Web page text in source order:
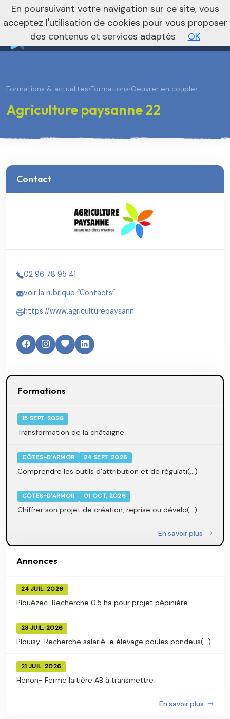
Vers le site national
nivo_2026: 1
Formations & actualités›Formations›Oeuvrer en couple›
Agriculture paysanne 22
Contact
02 96 78 95 41
voir la rubrique “Contacts”
https://www.agriculturepaysann
Formations
15 SEPT. 2026
Transformation de la châtaigne
CÔTES-D'ARMOR 24 SEPT. 2026
Comprendre les outils d’attribution et de régulati(...)
CÔTES-D'ARMOR 01 OCT. 2026
Chiffrer son projet de création, reprise ou dévelo(...)
En savoir plus
Annonces
24 JUIL. 2026
Plouézec-Recherche 0.5 ha pour projet pépinière
23 JUIL. 2026
Plouisy-Recherche salarié-e élevage poules pondeus(...)
21 JUIL. 2026
Hénon- Ferme laitière AB à transmettre
En savoir plus
En poursuivant votre navigation sur ce site, vous
acceptez l'utilisation de cookies pour vous proposer
des contenus et services adaptés
OK